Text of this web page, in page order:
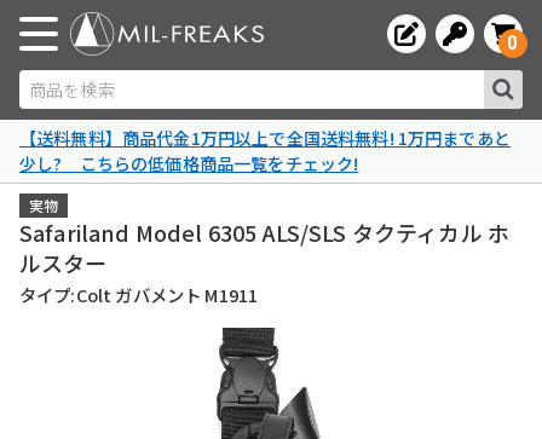
商品を検索
0
【送料無料】商品代金1万円以上で全国送料無料! 1万円まであと
少し? こちらの低価格商品一覧をチェック!
実物
Safariland Model 6305 ALS/SLS タクティカル ホ
ルスター
タイプ:Colt ガバメント M1911